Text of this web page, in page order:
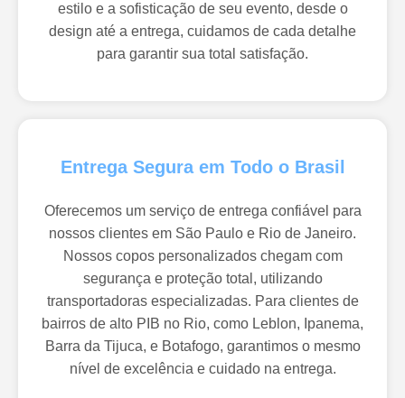
estilo e a sofisticação de seu evento, desde o
design até a entrega, cuidamos de cada detalhe
para garantir sua total satisfação.
Entrega Segura em Todo o Brasil
Oferecemos um serviço de entrega confiável para
nossos clientes em São Paulo e Rio de Janeiro.
Nossos copos personalizados chegam com
segurança e proteção total, utilizando
transportadoras especializadas. Para clientes de
bairros de alto PIB no Rio, como Leblon, Ipanema,
Barra da Tijuca, e Botafogo, garantimos o mesmo
nível de excelência e cuidado na entrega.